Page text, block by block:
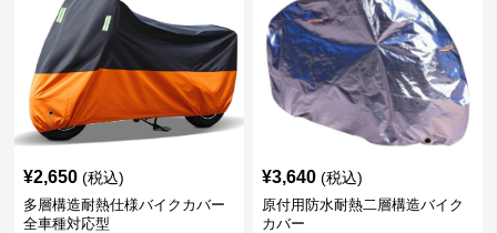
¥2,650 (税込)
多層構造耐熱仕様バイクカバー
全車種対応型
¥3,640 (税込)
原付用防水耐熱二層構造バイク
カバー